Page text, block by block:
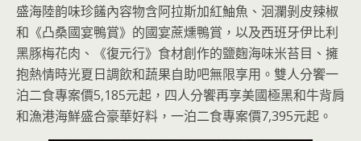
盛海陸韵味珍饈內容物含阿拉斯加紅鮋魚、洄瀾剝皮辣椒
和《凸桑國宴鴨賞》的國宴蔗燻鴨賞，以及西班牙伊比利
黑豚梅花肉、《復元行》食材創作的鹽麴海味米苔目、擁
抱熱情時光夏日調飲和蔬果自助吧無限享用。雙人分饗一
泊二食專案價5,185元起，四人分饗再享美國極黑和牛背肩
和漁港海鮮盛合豪華好料，一泊二食專案價7,395元起。